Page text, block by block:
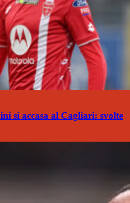
si accasa al Cagliari: svolte